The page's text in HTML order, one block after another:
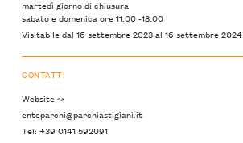
martedì giorno di chiusura
sabato e domenica ore 11.00 -18.00
Visitabile dal 16 settembre 2023 al 16 settembre 2024
CONTATTI
Website ↝
enteparchi@parchiastigiani.it
Tel: +39 0141 592091